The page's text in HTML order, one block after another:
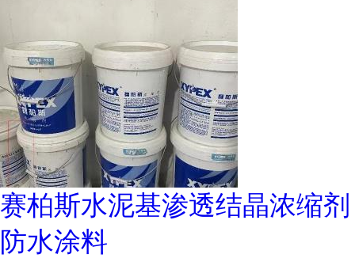
赛柏斯水泥基渗透结晶浓缩剂
防水涂料